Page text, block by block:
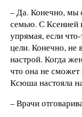
– Да. Конечно, мы
семью. С Ксенией
упрямая, если
цели. Конечно, не
настрой. Когда
что она не сможет
Ксюша настояла
– Врачи